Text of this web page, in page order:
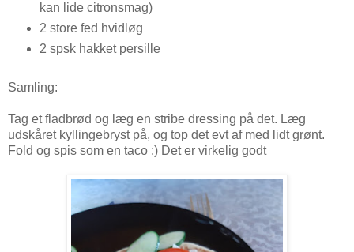
kan lide citronsmag)
2 store fed hvidløg
2 spsk hakket persille
Samling:
Tag et fladbrød og læg en stribe dressing på det. Læg
udskåret kyllingebryst på, og top det evt af med lidt grønt.
Fold og spis som en taco :) Det er virkelig godt